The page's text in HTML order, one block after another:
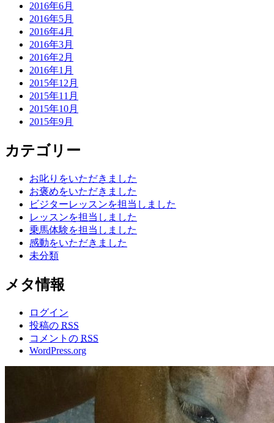
2016年6月
2016年5月
2016年4月
2016年3月
2016年2月
2016年1月
2015年12月
2015年11月
2015年10月
2015年9月
カテゴリー
お叱りをいただきました
お褒めをいただきました
ビジターレッスンを担当しました
レッスンを担当しました
乗馬体験を担当しました
感動をいただきました
未分類
メタ情報
ログイン
投稿の RSS
コメントの RSS
WordPress.org